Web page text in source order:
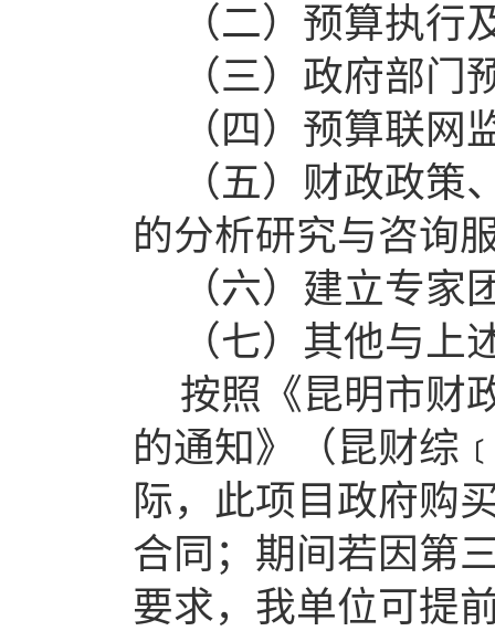
（二）预算执
（三）政府部
（四）预算联网
（五）财政政
的分析研究与咨询
（六）建立专
（七）其他与上
按照《昆明市财
的通知》（昆财综
际，此项目政府购
合同；期间若因第
要求，我单位可提